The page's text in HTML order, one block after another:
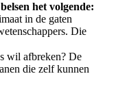
het volgende:
in de gaten
Die
wil afbreken? De
die zelf kunnen